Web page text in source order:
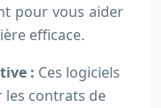
pour vous aider
efficace.
: Ces logiciels
contrats de